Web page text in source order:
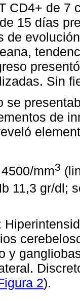
CD4+ de 7
15 días
de
Sin
se
de
mm3
11,3 gr/dl;
y
2).